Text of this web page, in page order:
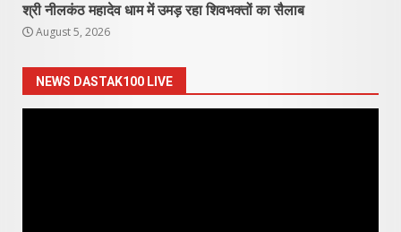
श्री नीलकंठ महादेव धाम में उमड़ रहा शिवभक्तों का सैलाब
August 5, 2026
NEWS DASTAK100 LIVE